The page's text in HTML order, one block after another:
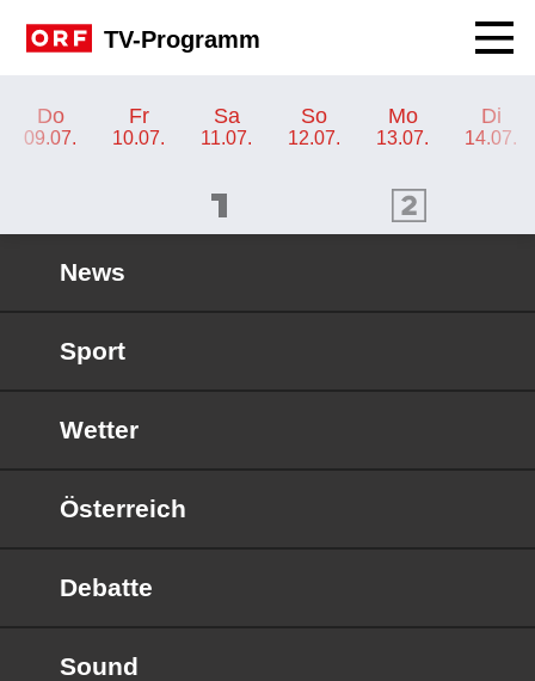
TV-Programm
Do
09.07.
Fr
10.07.
Sa
11.07.
So
12.07.
Mo
13.07.
Di
14.07.
ORF 2 Programm
News
Sport
Wetter
Österreich
Debatte
Sound